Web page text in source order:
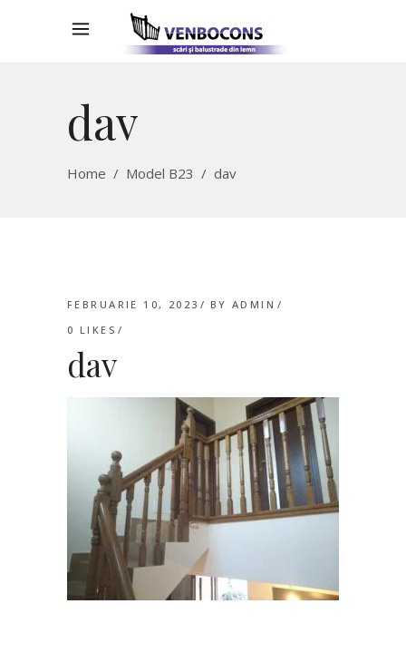
dav
Home / Model B23 / dav
FEBRUARIE 10, 2023 BY ADMIN
0 LIKES
dav